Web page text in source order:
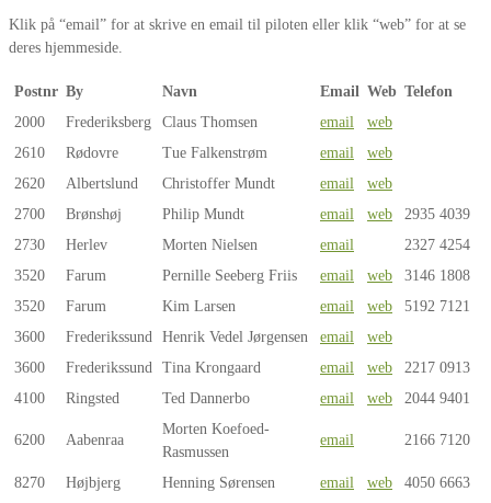
Klik på “email” for at skrive en email til piloten eller klik “web” for at se
deres hjemmeside.
Postnr By Navn Email Web Telefon
2000
Frederiksberg Claus Thomsen email
web
2610
Rødovre Tue Falkenstrøm email
web
2620
Albertslund Christoffer Mundt email
web
2700
Brønshøj Philip Mundt email web
2935 4039
2730
Herlev Morten Nielsen email
2327 4254
3520
Farum Pernille Seeberg Friis email web
3146 1808
3520
Farum Kim Larsen email web
5192 7121
3600
Frederikssund Henrik Vedel Jørgensen email
web
3600
Frederikssund Tina Krongaard email web
2217 0913
4100
Ringsted Ted Dannerbo email web 2044 9401
6200 Aabenraa
Morten Koefoed-
Rasmussen
email 2166 7120
8270 Højbjerg Henning Sørensen email web 4050 6663